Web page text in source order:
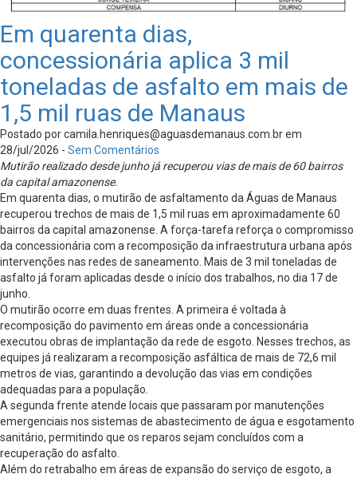
Em quarenta dias,
concessionária aplica 3 mil
toneladas de asfalto em mais de
1,5 mil ruas de Manaus
Postado porcamila.henriques@aguasdemanaus.com.brem
28/jul/2026 - Sem Comentários
Mutirão realizado desde junho já recuperou vias de mais de 60 bairros
da capital amazonense.
Em quarenta dias, o mutirão de asfaltamento da Águas de Manaus
recuperou trechos de mais de 1,5 mil ruas em aproximadamente 60
bairros da capital amazonense. A força-tarefa reforça o compromisso
da concessionária com a recomposição da infraestrutura urbana após
intervenções nas redes de saneamento. Mais de 3 mil toneladas de
asfalto já foram aplicadas desde o início dos trabalhos, no dia 17 de
junho.
O mutirão ocorre em duas frentes. A primeira é voltada à
recomposição do pavimento em áreas onde a concessionária
executou obras de implantação da rede de esgoto. Nesses trechos, as
equipes já realizaram a recomposição asfáltica de mais de 72,6 mil
metros de vias, garantindo a devolução das vias em condições
adequadas para a população.
A segunda frente atende locais que passaram por manutenções
emergenciais nos sistemas de abastecimento de água e esgotamento
sanitário, permitindo que os reparos sejam concluídos com a
recuperação do asfalto.
Além do retrabalho em áreas de expansão do serviço de esgoto, a